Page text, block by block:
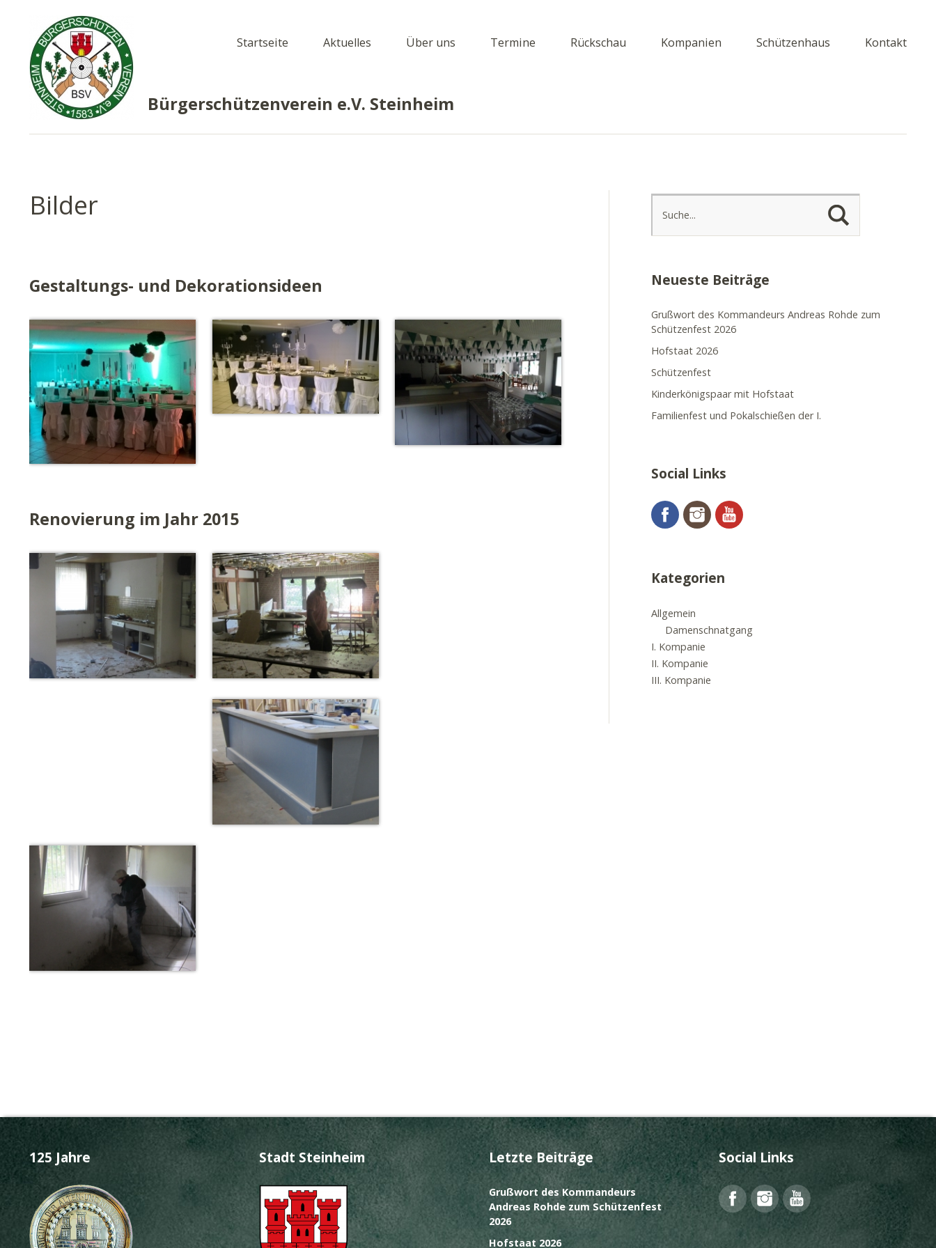
Startseite Aktuelles Über uns Termine Rückschau Kompanien Schützenhaus Kontakt
Bürgerschützenverein e.V. Steinheim
Bilder
Gestaltungs- und Dekorationsideen
Renovierung im Jahr 2015
Neueste Beiträge
Grußwort des Kommandeurs Andreas Rohde zum
Schützenfest 2026
Hofstaat 2026
Schützenfest
Kinderkönigspaar mit Hofstaat
Familienfest und Pokalschießen der I.
Social Links
FacebookInstagramYouTube
Kategorien
Allgemein
Damenschnatgang
I. Kompanie
II. Kompanie
III. Kompanie
125 Jahre Stadt Steinheim Letzte Beiträge
Grußwort des Kommandeurs
Andreas Rohde zum Schützenfest
2026
Hofstaat 2026
Social Links
FacebookInstagramYouTube